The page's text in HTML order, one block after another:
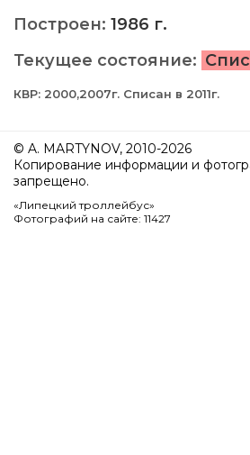
Построен: 1986 г.
Текущее состояние:
КВР: 2000,2007г. Списан в 2011г.
© A. MARTYNOV, 2010-2026
Копирование информации и
запрещено.
«Липецкий троллейбус»
Фотографий на сайте: 11427